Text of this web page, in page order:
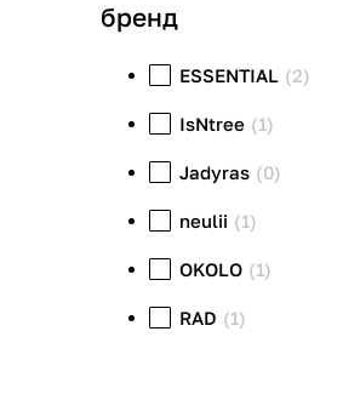
бренд
ESSENTIAL (2)
IsNtree (1)
Jadyras (0)
neulii (1)
OKOLO (1)
RAD (1)